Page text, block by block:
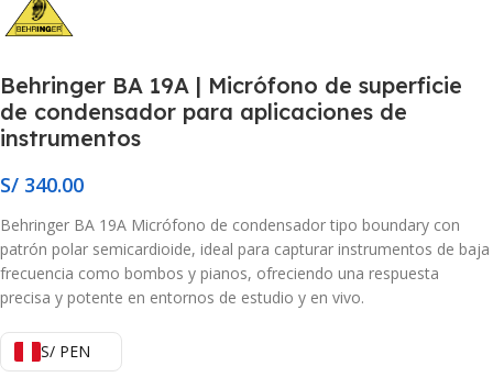
Behringer BA 19A | Micrófono de superficie
de condensador para aplicaciones de
instrumentos
S/ 340.00
Behringer BA 19A Micrófono de condensador tipo boundary con
patrón polar semicardioide, ideal para capturar instrumentos de baja
frecuencia como bombos y pianos, ofreciendo una respuesta
precisa y potente en entornos de estudio y en vivo.
S/ PEN